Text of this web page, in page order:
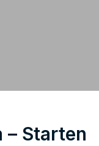
– Starten